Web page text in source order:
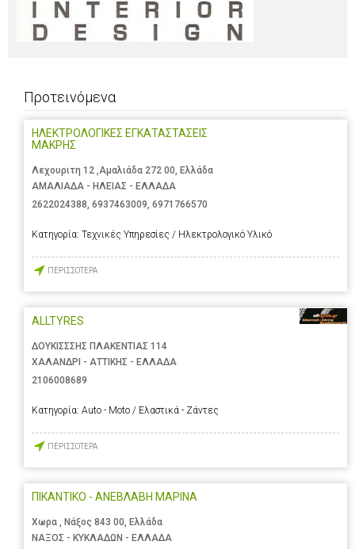
Προτεινόμενα
ΗΛΕΚΤΡΟΛΟΓΙΚΕΣ ΕΓΚΑΤΑΣΤΑΣΕΙΣ
ΜΑΚΡΗΣ
Λεχουριτη 12 ,Αμαλιάδα 272 00, Ελλάδα
ΑΜΑΛΙΑΔΑ - ΗΛΕΙΑΣ - ΕΛΛΑΔΑ
2622024388 6937463009 6971766570
Κατηγορία: Τεχνικές Υπηρεσίες / Ηλεκτρολογικό Υλικό
ΠΕΡΙΣΣΟΤΕΡΑ
ALLTYRES
ΔΟΥΚΙΣΣΣΗΣ ΠΛΑΚΕΝΤΙΑΣ 114
ΧΑΛΑΝΔΡΙ - ΑΤΤΙΚΗΣ - ΕΛΛΑΔΑ
2106008689
Κατηγορία: Auto - Moto / Ελαστικά - Ζάντες
ΠΕΡΙΣΣΟΤΕΡΑ
ΠΙΚΑΝΤΙΚΟ - ΑΝΕΒΛΑΒΗ ΜΑΡΙΝΑ
Χωρα , Νάξος 843 00, Ελλάδα
ΝΑΞΟΣ - ΚΥΚΛΑΔΩΝ - ΕΛΛΑΔΑ